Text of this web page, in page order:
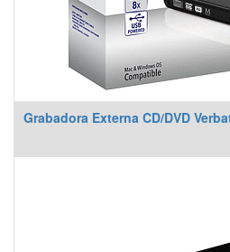
Grabadora Externa CD/DVD